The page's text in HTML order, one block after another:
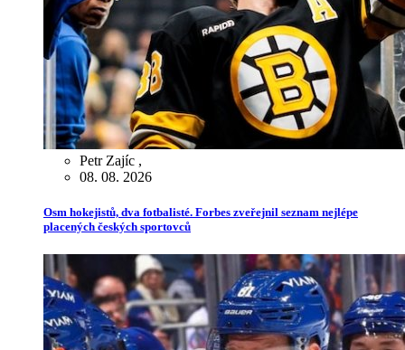
Petr Zajíc ,
08. 08. 2026
Osm hokejistů, dva fotbalisté. Forbes zveřejnil seznam nejlépe
placených českých sportovců